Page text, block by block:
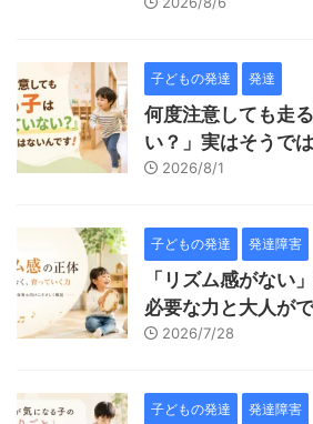
子どもの発達 発達
何度注意しても走
い？」実はそうで
2026/8/1
子どもの発達 発達障害
「リズム感がない
必要な力と大人が
2026/7/28
子どもの発達 発達障害